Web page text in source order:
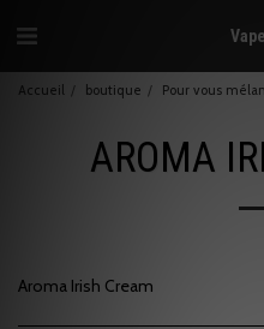
Accueil boutique Pour vous
AROMA
Aroma Irish Cream